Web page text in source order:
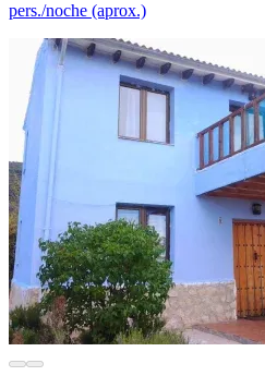
pers./noche (aprox.)